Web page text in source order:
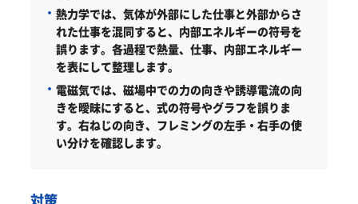
熱力学では、気体が外部にした仕事と外部からさ
れた仕事を混同すると、内部エネルギーの符号を
誤ります。各過程で熱量、仕事、内部エネルギー
を表にして整理します。
電磁気では、磁場中での力の向きや誘導電流の向
きを曖昧にすると、式の符号やグラフを誤りま
す。右ねじの向き、フレミングの左手・右手の使
い分けを確認します。
対策